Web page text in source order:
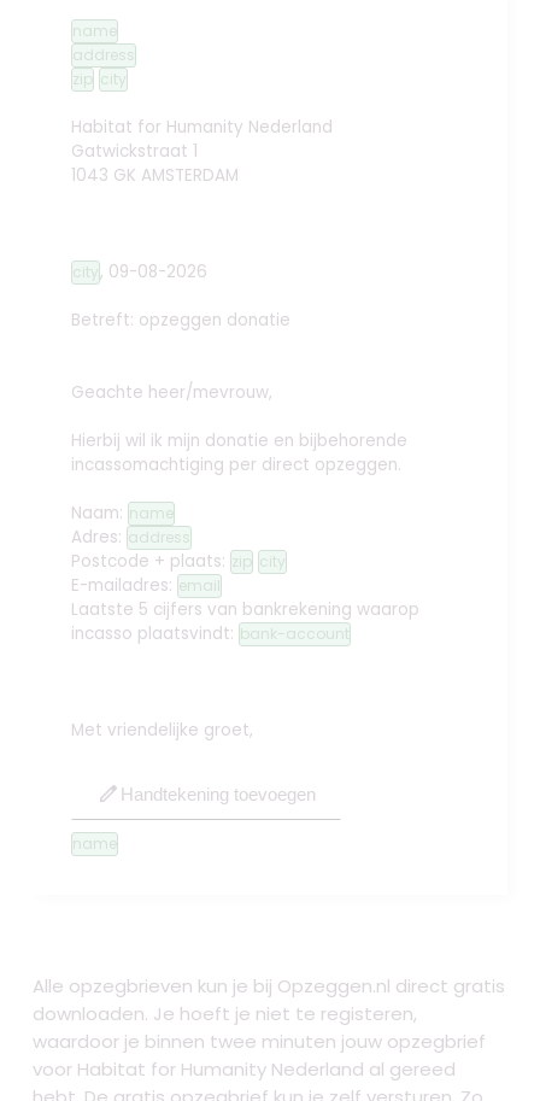
name
address
zip city
Habitat for Humanity Nederland
Gatwickstraat 1
1043 GK AMSTERDAM
city, 09-08-2026
Betreft: opzeggen donatie
Geachte heer/mevrouw,
Hierbij wil ik mijn donatie en bijbehorende
incassomachtiging per direct opzeggen.
Naam: name
Adres: address
Postcode + plaats: zip city
E-mailadres: email
Laatste 5 cijfers van bankrekening waarop
incasso plaatsvindt: bank-account
Met vriendelijke groet,
edit Handtekening toevoegen
name
Alle opzegbrieven kun je bij Opzeggen.nl direct gratis
downloaden. Je hoeft je niet te registeren,
waardoor je binnen twee minuten jouw opzegbrief
voor Habitat for Humanity Nederland al gereed